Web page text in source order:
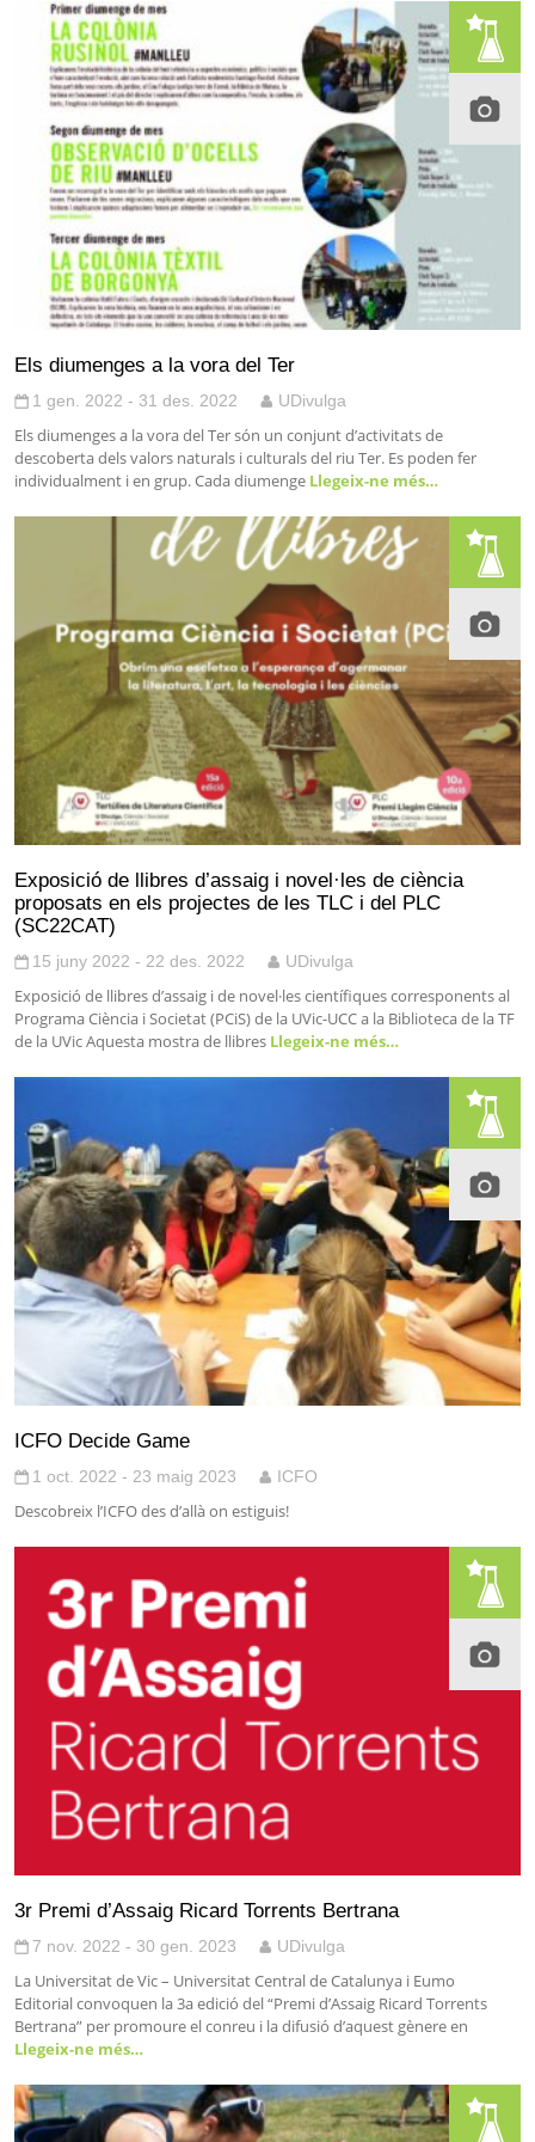
Els diumenges a la vora del Ter
1 gen. 2022 - 31 des. 2022 UDivulga
Els diumenges a la vora del Ter són un conjunt d’activitats de
descoberta dels valors naturals i culturals del riu Ter. Es poden fer
individualment i en grup. Cada diumenge Llegeix-ne més…
Exposició de llibres d’assaig i novel·les de ciència
proposats en els projectes de les TLC i del PLC
(SC22CAT)
15 juny 2022 - 22 des. 2022 UDivulga
Exposició de llibres d’assaig i de novel·les científiques corresponents al
Programa Ciència i Societat (PCiS) de la UVic-UCC a la Biblioteca de la TF
de la UVic Aquesta mostra de llibres Llegeix-ne més…
ICFO Decide Game
1 oct. 2022 - 23 maig 2023 ICFO
Descobreix l’ICFO des d’allà on estiguis!
3r Premi d’Assaig Ricard Torrents Bertrana
7 nov. 2022 - 30 gen. 2023 UDivulga
La Universitat de Vic – Universitat Central de Catalunya i Eumo
Editorial convoquen la 3a edició del “Premi d’Assaig Ricard Torrents
Bertrana” per promoure el conreu i la difusió d’aquest gènere en
Llegeix-ne més…